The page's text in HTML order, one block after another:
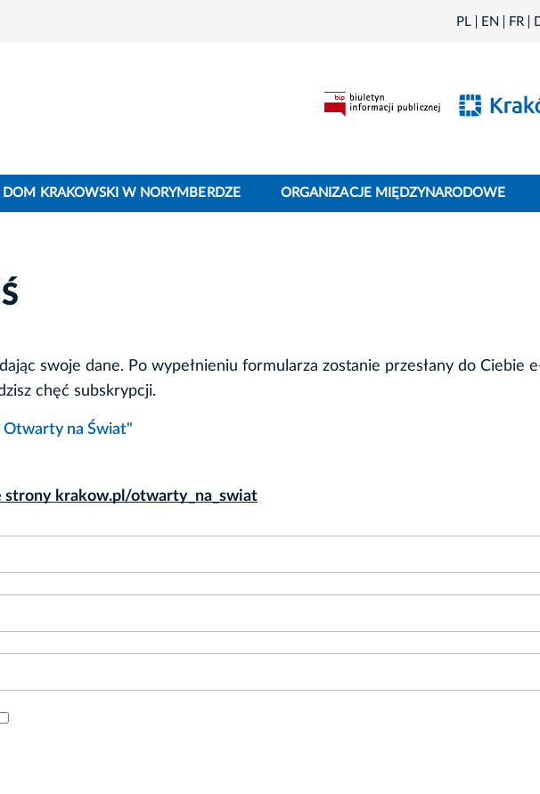
PL EN FR
DOM KRAKOWSKI W NORYMBERDZE ORGANIZACJE MIĘDZYNARODOWE
swoje dane. Po wypełnieniu formularza zostanie przesłany do Ciebie
chęć subskrypcji.
Otwarty na Świat"
strony krakow.pl/otwarty_na_swiat